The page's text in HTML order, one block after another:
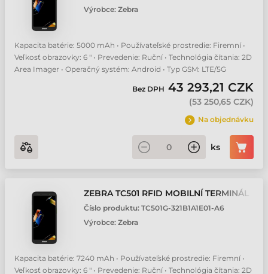
Výrobce: Zebra
Kapacita batérie: 5000 mAh • Používateľské prostredie: Firemní •
Veľkosť obrazovky: 6 " • Prevedenie: Ruční • Technológia čítania: 2D
Area Imager • Operačný systém: Android • Typ GSM: LTE/5G
Bez DPH 43 293,21 CZK
(53 250,65 CZK)
Na objednávku
ks
ZEBRA TC501 RFID MOBILNÍ TERMINÁL
Číslo produktu: TC501G-321B1A1E01-A6
Výrobce: Zebra
Kapacita batérie: 7240 mAh • Používateľské prostredie: Firemní •
Veľkosť obrazovky: 6 " • Prevedenie: Ruční • Technológia čítania: 2D